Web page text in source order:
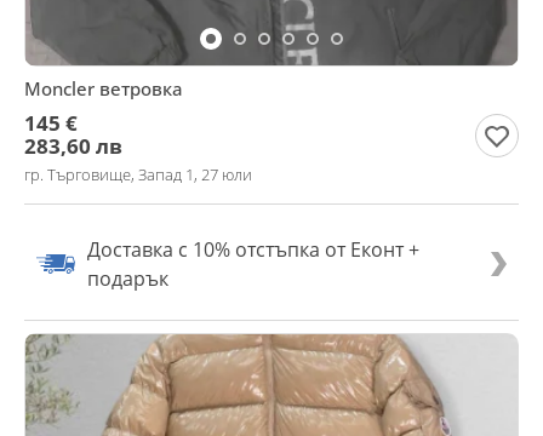
Moncler ветровка
145 €
283,60 лв
гр. Търговище, Запад 1, 27 юли
Доставка с 10% отстъпка от Еконт +
подарък